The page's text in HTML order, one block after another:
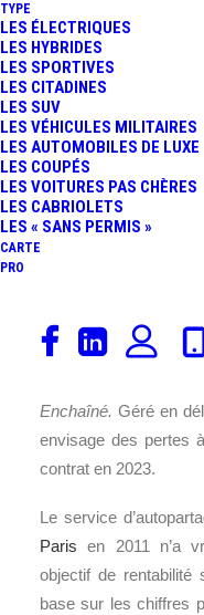
TYPE
LES ÉLECTRIQUES
LES HYBRIDES
LES SPORTIVES
LES CITADINES
LES SUV
LES VÉHICULES MILITAIRES
LES AUTOMOBILES DE LUXE
LES COUPÉS
LES VOITURES PAS CHÈRES
LES CABRIOLETS
LES « SANS PERMIS »
CARTE
PRO
Les contribuables
du
groupe Bolloré?
Enchaîné. Géré en
envisage des pertes
contrat en 2023.
Le service
Paris en 2011 n’a
objectif de rentabilité
base sur les chiffres